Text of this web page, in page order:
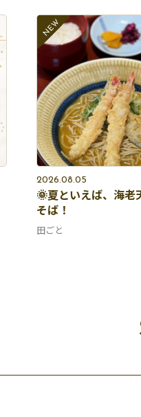
2026.08.05
🌞夏といえば、海老
そば！
田ごと